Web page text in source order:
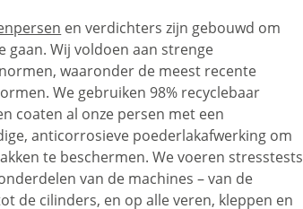
en verdichters zijn gebouwd om
gaan. Wij voldoen aan strenge
waaronder de meest recente
We gebruiken 98% recyclebaar
coaten al onze persen met een
anticorrosieve poederlakafwerking om
te beschermen. We voeren stresstests
van de machines – van de
de cilinders, en op alle veren, kleppen en